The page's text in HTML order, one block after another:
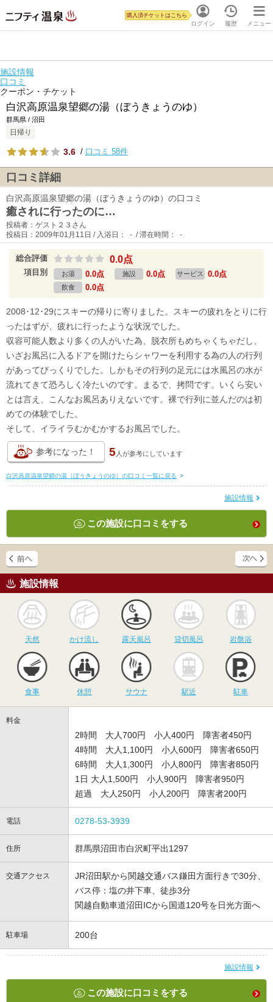
ログイン
購入済チケットはこちら
履歴 メニュー
施設情報
口コミ
クーポン・チケット
白沢高原温泉望郷の湯（ぼうきょうのゆ）
群馬県 / 沼田
日帰り
3.6 / 口コミ 58件
口コミ詳細
白沢高原温泉望郷の湯（ぼうきょうのゆ）の口コミ
癒されに行ったのに…
投稿者：ゲスト２３さん
投稿日：2009年01月11日 / 入浴日： - / 滞在時間： -
総合評価 0.0点
項目別 お湯 0.0点 施設 0.0点 サービス 0.0点
飲食 0.0点
2008･12･29にスキーの帰りに寄りました。スキーの疲れをとりに行
ったはずが、疲れに行ったような状況でした。
収容可能人数より多くの人がいた為、脱衣所もめちゃくちゃだし、
いざお風呂に入るドアを開けたらシャワーを利用する為の人の行列
があってびっくりでした。しかもその行列の足元には水風呂の水が
流れてきて恐ろしく冷たいのです。まるで、拷問です。いくら安い
とは言え、こんなお風呂ありえないです。裸で行列に並んだのは初
めての体験でした。
そして、イライラむかむかするお風呂でした。
参考になった！ 5 人が参考にしています
白沢高原温泉望郷の湯（ぼうきょうのゆ）の口コミ一覧に戻る >
施設情報
この施設に口コミをする
施設情報
天然
かけ流し
かけ流し
露天風呂
露天風呂
貸切風呂
貸切風呂 岩盤浴
食事 休憩
サウナ
サウナ 駅近 駐車
料金
2時間 大人700円 小人400円 障害者450円
4時間 大人1,100円 小人600円 障害者650円
6時間 大人1,300円 小人800円 障害者850円
1日 大人1,500円 小人900円 障害者950円
超過 大人250円 小人200円 障害者200円
電話 0278-53-3939
住所 群馬県沼田市白沢町平出1297
交通アクセス
JR沼田駅から関越交通バス鎌田方面行きで30分、
バス停：塩の井下車、徒歩3分
関越自動車道沼田ICから国道120号を日光方面へ
駐車場 200台
施設情報
この施設に口コミをする